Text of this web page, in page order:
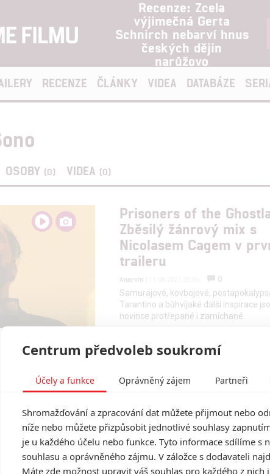
Recenze: Zcela
výjimečná Gerta
Schnirch nebarví hnus
českých dějin
narůžovo
RECENZE ČLÁNKY VIDEA DATABÁZE
OSOBY (0) VIDEA (0)
Prisoners of the
Zběsilý žánrový mix s
Nicolasem Cagem v
traileru
Anarvin
0
Samurajové, kovbojové,
Tarantino a bůhvíjaké další inspirace
novince protřepané i zamíchané.
Centrum předvoleb soukromí
Účely a funkce Oprávněný zájem Partneři
Shromažďování a zpracování dat můžete přijmout nebo
níže nebo můžete přizpůsobit jednotlivé souhlasy
je u každého účelu nebo funkce. Tyto informace sdílíme s
souhlasu a oprávněného zájmu. V záložce s dodavateli
Máte zde možnost upravit váš souhlas pro každého z